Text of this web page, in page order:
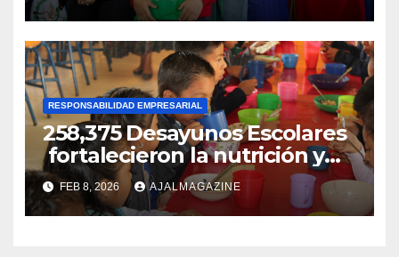
niños y niñas
RESPONSABILIDAD EMPRESARIAL
258,375 Desayunos Escolares
fortalecieron la nutrición y
bienestar de niños
guatemaltecos
FEB 8, 2026 AJALMAGAZINE